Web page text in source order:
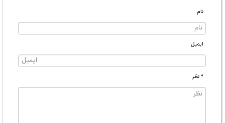
نام
ایمیل
* نظر